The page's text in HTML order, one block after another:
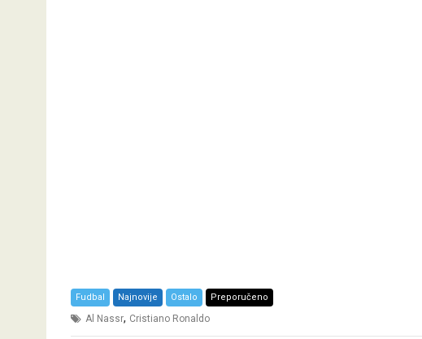
Fudbal Najnovije Ostalo Preporučeno
Al Nassr, Cristiano Ronaldo